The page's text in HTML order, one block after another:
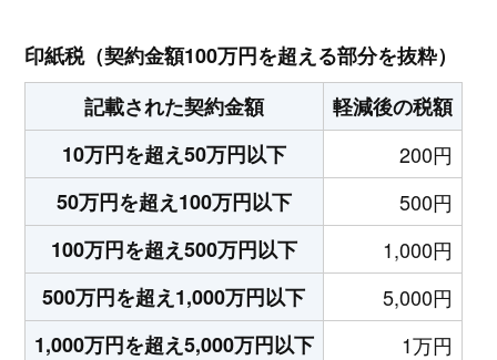
印紙税（契約金額100万円を超える部分を抜粋）
記載された契約金額
軽減後の税額
10万円を超え50万円以下
200円
50万円を超え100万円以下
500円
100万円を超え500万円以下
1,000円
500万円を超え1,000万円以下
5,000円
1,000万円を超え5,000万円以下
1万円